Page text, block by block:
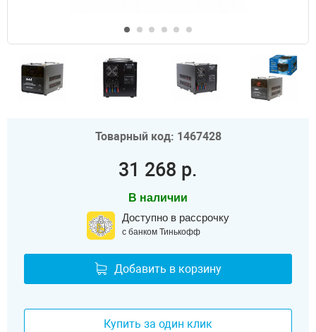
Товарный код: 1467428
31 268 р.
В наличии
Доступно в рассрочку
с банком Тинькофф
Добавить в корзину
Купить за один клик